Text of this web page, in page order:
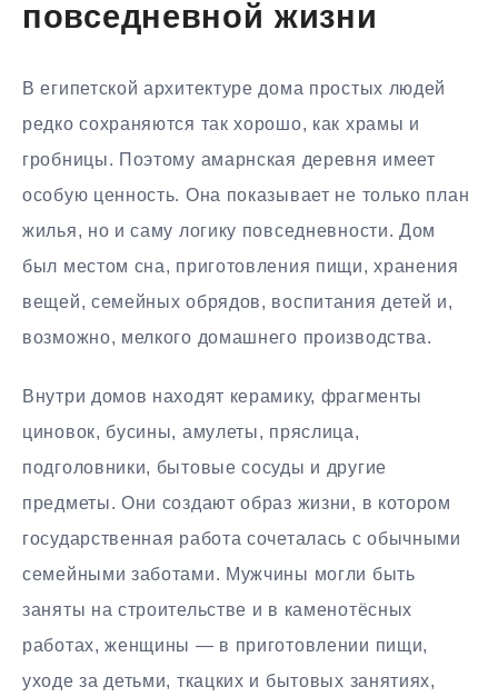
повседневной жизни
В египетской архитектуре дома простых людей
редко сохраняются так хорошо, как храмы и
гробницы. Поэтому амарнская деревня имеет
особую ценность. Она показывает не только план
жилья, но и саму логику повседневности. Дом
был местом сна, приготовления пищи, хранения
вещей, семейных обрядов, воспитания детей и,
возможно, мелкого домашнего производства.
Внутри домов находят керамику, фрагменты
циновок, бусины, амулеты, пряслица,
подголовники, бытовые сосуды и другие
предметы. Они создают образ жизни, в котором
государственная работа сочеталась с обычными
семейными заботами. Мужчины могли быть
заняты на строительстве и в каменотёсных
работах, женщины — в приготовлении пищи,
уходе за детьми, ткацких и бытовых занятиях,